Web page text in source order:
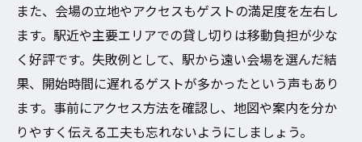
結婚式二次会貸し切りで駅近を選ぶメリッ
ト解説
アクセス重視の結婚式二次会貸し切りでゲ
スト満足度向上
結婚式二次会貸し切り会場の交通手段と選
また、会場の立地やアクセスもゲストの満足度を左右し
ます。駅近や主要エリアでの貸し切りは移動負担が少な
く好評です。失敗例として、駅から遠い会場を選んだ結
果、開始時間に遅れるゲストが多かったという声もあり
ます。事前にアクセス方法を確認し、地図や案内を分か
りやすく伝える工夫も忘れないようにしましょう。